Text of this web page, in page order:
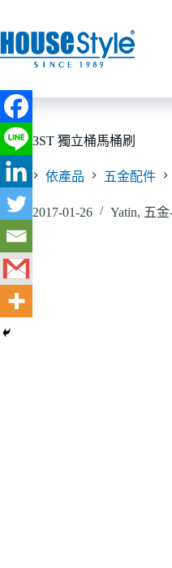
至
主
內
容
2.92.33ST 獨立桶馬桶刷
首頁 依產品 五金配件
2017-01-26 Yatin, 五金